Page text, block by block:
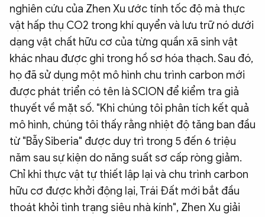
nghiên cứu của Zhen Xu ước tính tốc độ mà thực
vật hấp thụ CO2 trong khí quyển và lưu trữ nó dưới
dạng vật chất hữu cơ của từng quần xã sinh vật
khác nhau được ghi trong hồ sơ hóa thạch. Sau đó,
họ đã sử dụng một mô hình chu trình carbon mới
được phát triển có tên là SCION để kiểm tra giả
thuyết về mặt số. "Khi chúng tôi phân tích kết quả
mô hình, chúng tôi thấy rằng nhiệt độ tăng ban đầu
từ "Bẫy Siberia" được duy trì trong 5 đến 6 triệu
năm sau sự kiện do năng suất sơ cấp ròng giảm.
Chỉ khi thực vật tự thiết lập lại và chu trình carbon
hữu cơ được khởi động lại, Trái Đất mới bắt đầu
thoát khỏi tình trạng siêu nhà kính", Zhen Xu giải